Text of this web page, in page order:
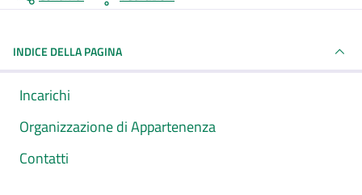
INDICE DELLA PAGINA
Incarichi
Organizzazione di Appartenenza
Contatti